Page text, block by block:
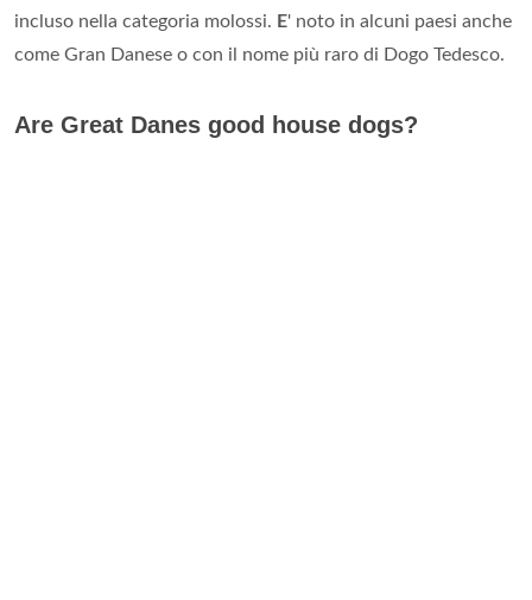
incluso nella categoria molossi. E' noto in alcuni paesi anche
come Gran Danese o con il nome più raro di Dogo Tedesco.
Are Great Danes good house dogs?